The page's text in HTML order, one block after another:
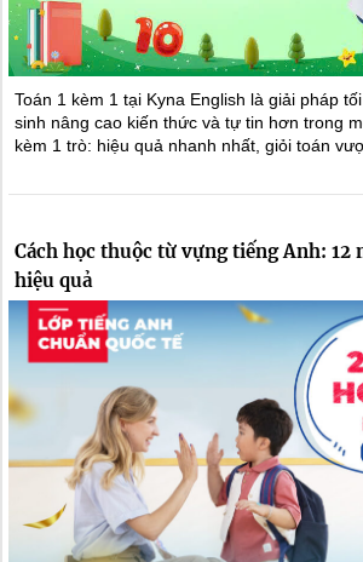
Toán 1 kèm 1 tại Kyna English là giải pháp
sinh nâng cao kiến thức và tự tin hơn trong
kèm 1 trò: hiệu quả nhanh nhất, giỏi toán
Cách học thuộc từ vựng tiếng Anh: 12
hiệu quả